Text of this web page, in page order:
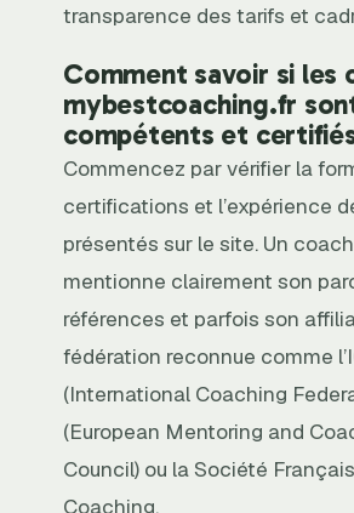
transparence des tarifs et
Comment savoir si les
mybestcoaching.fr
compétents et
Commencez par vérifier la
certifications et l’expérience
présentés sur le site. Un
mentionne clairement son
références et parfois son
fédération reconnue comme
(International Coaching
(European Mentoring and
Council) ou la Société
Coaching.